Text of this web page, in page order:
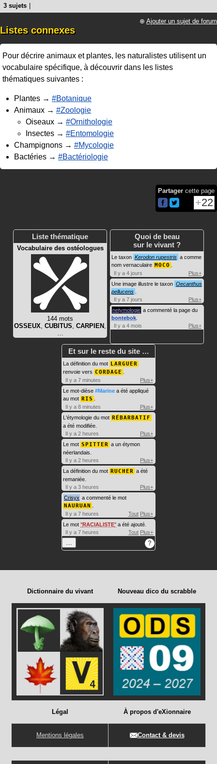
3 sujets
⊕ Ajouter un sujet de forum
Listes connexes
Pour décrire animaux et plantes, les naturalistes utilisent un
vocabulaire spécifique, à découvrir dans les listes
thématiques suivantes :
Plantes → #Botanique
Animaux → #Zoologie
Oiseaux → #Ornithologie
Insectes → #Entomologie
Champignons → #Mycologie
Bactéries → #Bactériologie
Partager cette page
22
Liste thématique
Vocabulaire des ostéologues
144 mots
OSSEUX, CUBITUS, CARPIEN ,
…
Quoi de beau
sur le vivant ?
Le taxon Kerodon rupestris a comme
nom vernaculaire MOCO
Il y a 4 jours
Plus+
Une image illustre le taxon Oecanthus
pellucens
Il y a 7 jours
Plus+
netymologie a commenté la page du
bontebok
Il y a 4 mois
Plus+
Et sur le reste du site …
La définition du mot LARGUER
renvoie vers CORDAGE
Il y a 7 minutes
Plus+
Le mot-dièse #Marine a été appliqué
au mot RIS
Il y a 8 minutes
Plus+
L'étymologie du mot RÉBARBATIF
a été modifiée.
Il y a 2 heures
Plus+
Le mot SPITTER a un étymon
néerlandais.
Il y a 2 heures
Plus+
La définition du mot RUCHER a été
remaniée.
Il y a 3 heures
Plus+
Crisyx a commenté le mot
NAURUAN
Il y a 7 heures
Tout Plus+
Le mot
RACIALISTE a été ajouté.
Il y a 7 heures
Tout Plus+
… ?
Dictionnaire du vivant Nouveau dico du scrabble
Légal
Mentions légales
À propos d'eXionnaire
Contact & devis